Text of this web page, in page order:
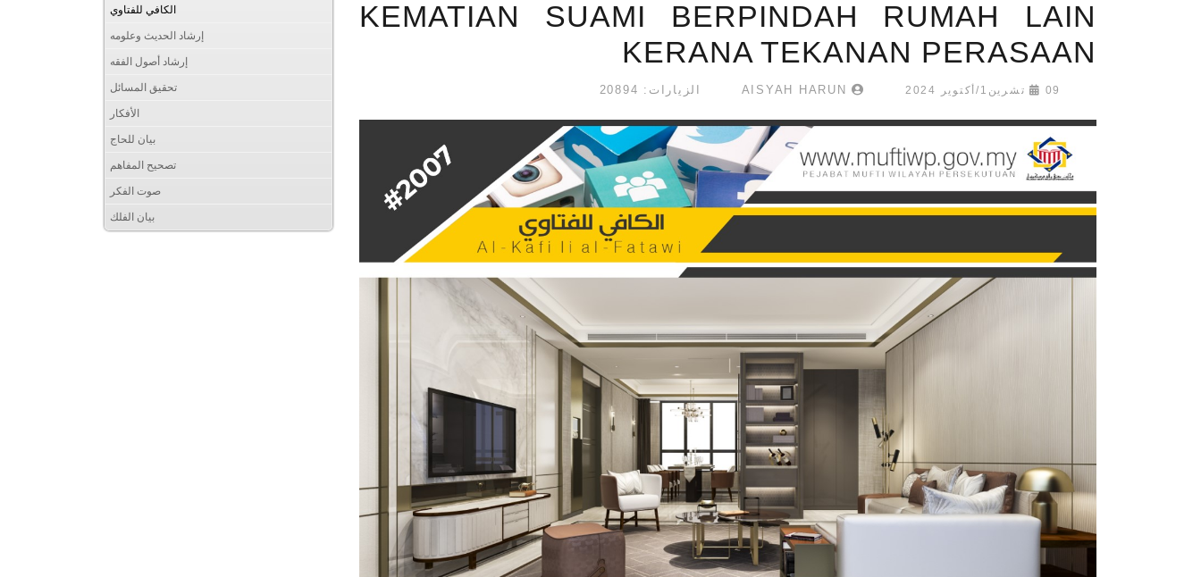
KEMATIAN SUAMI BERPINDAH RUMAH LAIN
KERANA TEKANAN PERASAAN
09 تشرين1/أكتوير 2024 AISYAH HARUN الزيارات: 20894
الكافي للفتاوي
إرشاد الحديث وعلومه
إرشاد أصول الفقه
تحقيق المسائل
الأفكار
بيان للحاج
تصحيح المفاهم
صوت الفكر
بيان الفلك